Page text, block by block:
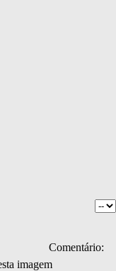
Comentário:
imagem